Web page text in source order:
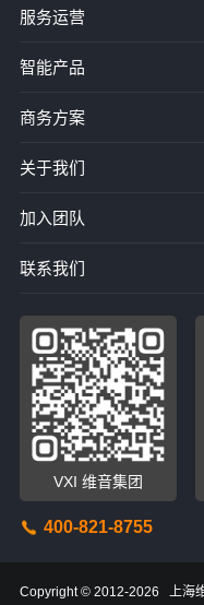
服务运营
智能产品
商务方案
关于我们
加入团队
联系我们
VXI 维音集团
400-821-8755
Copyright © 2012-2026 上海